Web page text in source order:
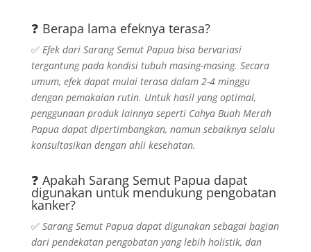
❓ Berapa lama efeknya terasa?
✅ Efek dari Sarang Semut Papua bisa bervariasi
tergantung pada kondisi tubuh masing-masing. Secara
umum, efek dapat mulai terasa dalam 2-4 minggu
dengan pemakaian rutin. Untuk hasil yang optimal,
penggunaan produk lainnya seperti Cahya Buah Merah
Papua dapat dipertimbangkan, namun sebaiknya selalu
konsultasikan dengan ahli kesehatan.
❓ Apakah Sarang Semut Papua dapat
digunakan untuk mendukung pengobatan
kanker?
✅ Sarang Semut Papua dapat digunakan sebagai bagian
dari pendekatan pengobatan yang lebih holistik, dan